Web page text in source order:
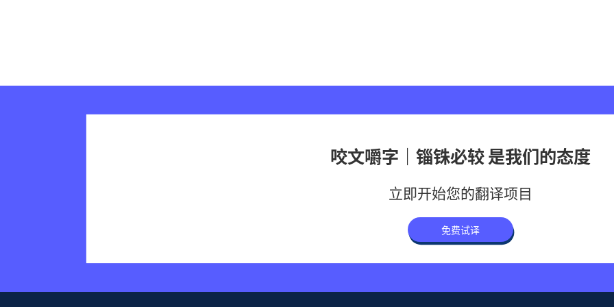
咬文嚼字｜锱铢必较 是我们的态度
立即开始您的翻译项目
免费试译